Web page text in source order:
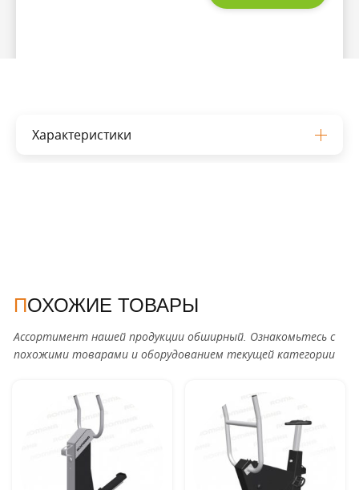
Характеристики
ПОХОЖИЕ ТОВАРЫ
Ассортимент нашей продукции обширный. Ознакомьтесь с
похожими товарами и оборудованием текущей категории